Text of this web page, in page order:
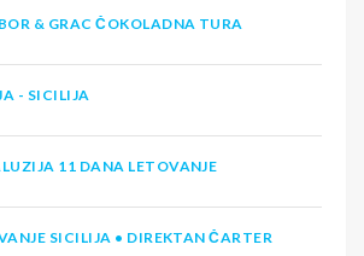
& GRAC ČOKOLADNA TURA
- SICILIJA
11 DANA LETOVANJE
SICILIJA • DIREKTAN ČARTER